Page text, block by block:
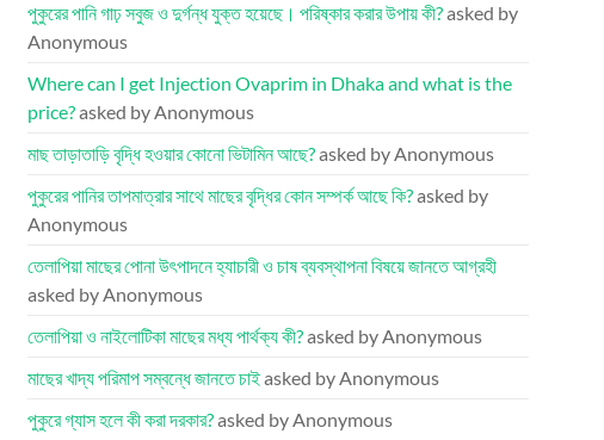
পুকুরের পানি গাঢ় সবুজ ও দুর্গন্ধ যুক্ত হয়েছে। পরিষ্কার করার উপায় কী?asked by
Anonymous
Where can I get Injection Ovaprim in Dhaka and what is the
price?asked by Anonymous
মাছ তাড়াতাড়ি বৃদ্ধি হওয়ার কোনো ভিটামিন আছে?asked by Anonymous
পুকুরের পানির তাপমাত্রার সাথে মাছের বৃদ্ধির কোন সম্পর্ক আছে কি?asked by
Anonymous
তেলাপিয়া মাছের পোনা উৎপাদনে হ্যাচারী ও চাষ ব্যবস্থাপনা বিষয়ে জানতে আগ্রহী
asked by Anonymous
তেলাপিয়া ও নাইলোটিকা মাছের মধ্য পার্থক্য কী?asked by Anonymous
মাছের খাদ্য পরিমাপ সম্বন্ধে জানতে চাইasked by Anonymous
পুকুরে গ্যাস হলে কী করা দরকার?asked by Anonymous